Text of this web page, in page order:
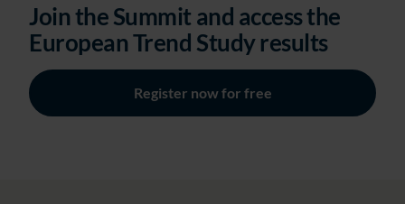
Join the Summit and access the
European Trend Study results
Register now for free